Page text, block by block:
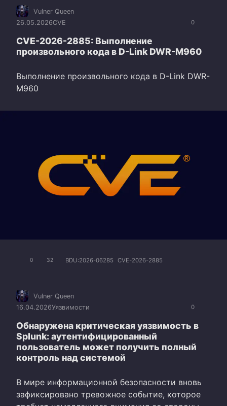
0
Vulner Queen
26.05.2026CVE
CVE-2026-2885: Выполнение
произвольного кода в D-Link DWR-M960
Выполнение произвольного кода в D-Link DWR-
M960
0 32 BDU:2026-06285 CVE-2026-2885
0
Vulner Queen
16.04.2026Уязвимости
Обнаружена критическая уязвимость в
Splunk: аутентифицированный
пользователь может получить полный
контроль над системой
В мире информационной безопасности вновь
зафиксировано тревожное событие, которое